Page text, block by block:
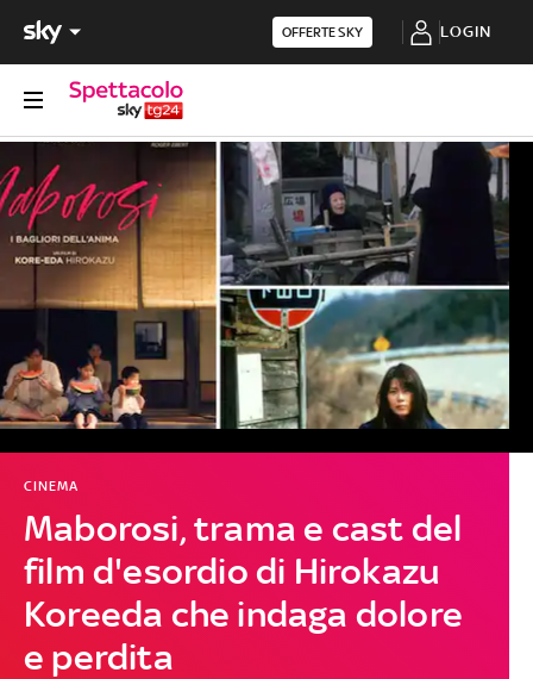
OFFERTE SKY LOGIN
Maborosi, trama e cast del
film d'esordio di Hirokazu
Koreeda che indaga dolore
e perdita
CINEMA